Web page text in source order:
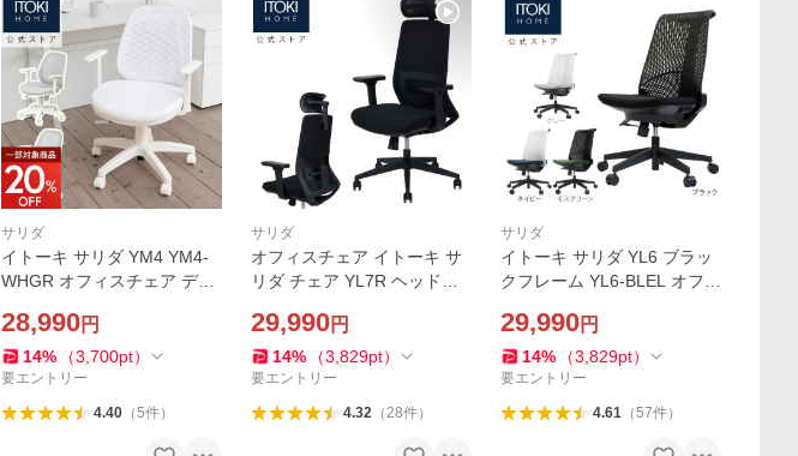
サリダ
イトーキ サリダ YM4 YM4-
WHGR オフィスチェア デス
子 パソコンチェア まとめ買
い3%オフ 特価 P5倍
28,990円
14% （3,700pt）
要エントリー
4.40（5件）
サリダ
オフィスチェア イトーキ サ
リダ チェア YL7R ヘッドレ
椅子 メッシュ ITOKI SALIDA
YL7R-BBK-HAEL まとめ買い
3%オフ P5倍
29,990円
14% （3,829pt）
要エントリー
4.32（28件）
サリダ
イトーキ サリダ YL6 ブラッ
クフレーム YL6-BLEL オフィ
ア 椅子 パソコンチェア メッ
シュ まとめ買い3%オフ P5
倍
29,990円
14% （3,829pt）
要エントリー
4.61（57件）